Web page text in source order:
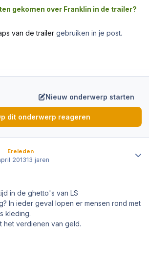
gekomen over Franklin in de trailer?
van de trailer gebruiken in je post.
Nieuw onderwerp starten
dit onderwerp reageren
Ereleden
201313 jaren
in de ghetto's van LS
In ieder geval lopen er mensen rond met
kleding.
het verdienen van geld.